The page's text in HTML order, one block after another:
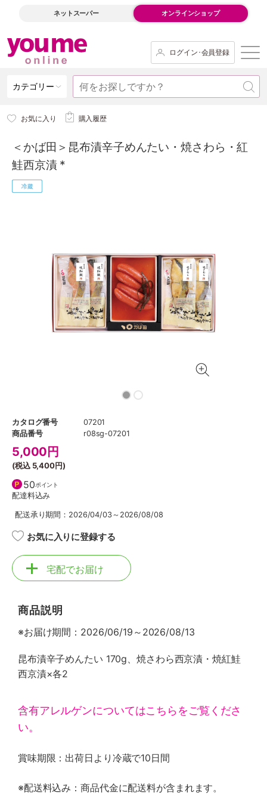
ネットスーパー オンラインショップ
ログイン･会員登録
カテゴリー
お気に入り 購入履歴
＜かば田＞昆布漬辛子めんたい・焼さわら・紅
鮭西京漬 *
カタログ番号
07201
商品番号
r08sg-07201
5,000 円
(税込 5,400円)
50ポイント
配達料込み
配送承り期間：2026/04/03～2026/08/08
お気に入りに登録する
宅配でお届け
商品説明
※お届け期間：2026/06/19～2026/08/13
昆布漬辛子めんたい 170g、焼さわら西京漬・焼紅鮭
西京漬×各2
含有アレルゲンについてはこちらをご覧くださ
い。
賞味期限：出荷日より冷蔵で10日間
※配送料込み：商品代金に配送料が含まれます。